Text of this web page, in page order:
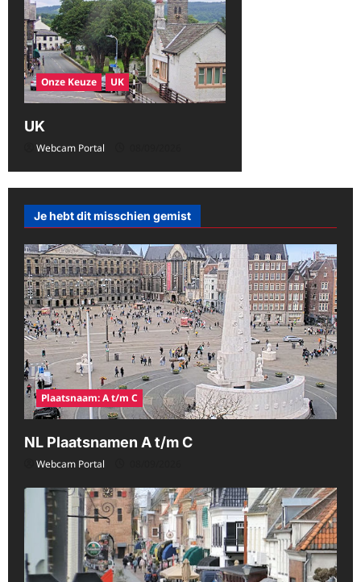
t
i
e
Onze Keuze UK
UK
Webcam Portal
Je hebt dit misschien gemist
Plaatsnaam: A t/m C
NL Plaatsnamen A t/m C
Webcam Portal